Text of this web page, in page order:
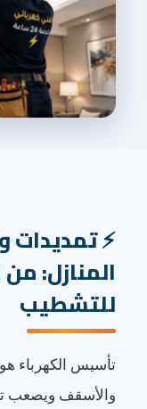
تمديدات
المنازل:
للتشطيب
تأسيس الكهرباء
والأسقف ويصعب